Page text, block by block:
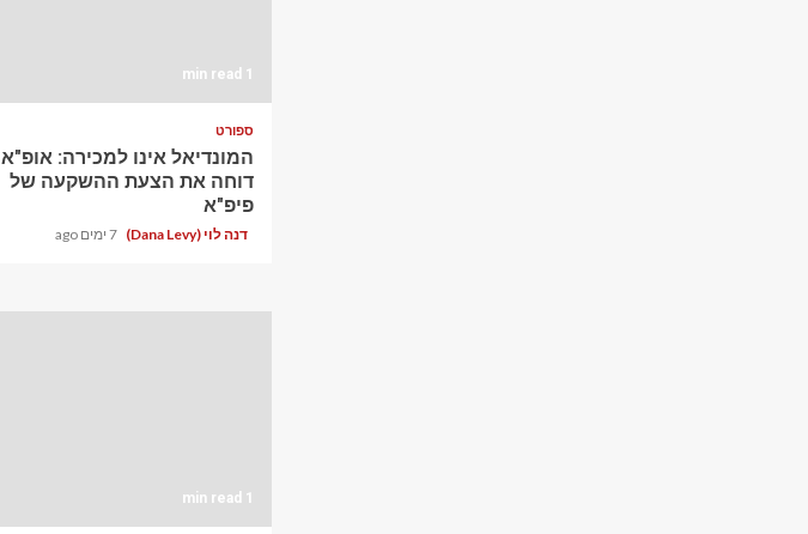
1 min read
ספורט
המונדיאל אינו למכירה: אופ"א
דוחה את הצעת ההשקעה של
פיפ"א
דנה לוי (Dana Levy) 7 ימים ago
1 min read